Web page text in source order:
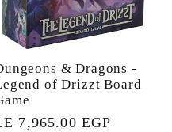
& Dragons -
of Drizzt Board
7,965.00 EGP